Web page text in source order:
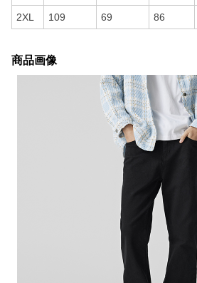
2XL 109 69 86
商品画像